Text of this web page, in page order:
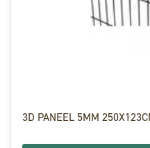
3D PANEEL 5MM